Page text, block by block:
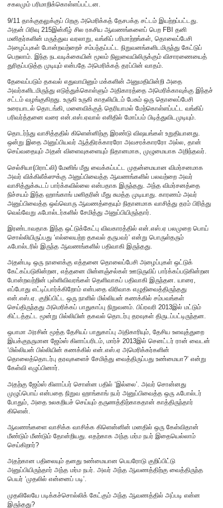
சகலமும் பரிமாறிக்கொள்ளப்பட்டன.
9/11 தாக்குதலுக்குப் பிறகு அமெரிக்கத் தேசபக்த சட்டம் இயற்றப்பட்டது.
அதன் பிரிவு 215இன்கீழ் சில ரகசிய ஆவணங்களைப் பெற FBI தனி
மனிதர்களின் மருத்துவ வரலாறு, வங்கிப் பரிமாற்றங்கள், தொலைப்பேசி
அழைப்புகள் போன்றவற்றைச் சம்பந்தப்பட்ட நிறுவனங்களிடமிருந்து கேட்டுப்
பெறலாம். இந்த நடவடிக்கையின் மூலம் நிலுவையிலிருக்கும் விசாரணையைத்
துரிதப்படுத்த முடியும் என்பதே அமெரிக்கத் தரப்பின் வாதம்.
தேவைப்படும் தகவல் எதுவாயினும் மக்களின் அனுமதியின்றி அதை
அவர்களிடமிருந்து எடுத்துக்கொள்ளும் அதிகாரத்தை அமெரிக்காவுக்கு இந்தச்
சட்டம் வழங்குகிறது. உருகி உருகி காதலியிடம் பேசும் ஒரு தொலைப்பேசி
உரையாடல் தொடங்கி, மனைவிக்குத் தெரியாமல் மேற்கொள்ளப்பட்ட வங்கிப்
பரிவர்த்தனை வரை என்.எஸ்.ஏவால் எளிதில் மோப்பம் பிடித்துவிடமுடியும்.
தொடர்ந்து வாசித்ததில் கிளென்னிற்கு இரண்டு விஷயங்கள் உறுதியானது.
ஒன்று இதை அனுப்பியவர் ஆத்திரக்காரரோ அவசரக்காரரோ அல்ல, தான்
செய்வதையும் அதன் விளைவுகளையும் நிதானமாக, முழுமையாக அறிந்தவர்.
செல்சியா(பிராட்லி) மேனிங் மீது வைக்கப்பட்ட முதன்மையான விமர்சனமாக
அவர் விக்கிலீக்ஸுக்கு அனுப்பிவைத்த ஆவணங்களில் பலவற்றை அவர்
வாசித்துக்கூடப் பார்க்கவில்லை என்பதாக இருந்தது. அந்த விமர்சனத்தை
நிச்சயம் இந்த ஹாங்காங் மனிதரின் மீது சுமத்த முடியாது. காரணம் அவர்
அனுப்பிவைத்த ஒவ்வொரு ஆவணத்தையும் நிதானமாக வாசித்து தரம் பிரித்து
வெவ்வேறு ஃபோல்டர்களில் சேமித்து அனுப்பியிருந்தார்.
இரண்டாவதாக இந்த ஒட்டுக்கேட்பு விவகாரத்தில் என்.எஸ்.ஏ பலமுறை பொய்
சொல்லியிருப்பது ‘எல்லையற்ற தகவல் தருபவர்’ என்று பொருள்தரும்
ஃபோல்டரில் இருந்த ஆவணங்களில் பதிவாகி இருந்தது.
அதன்படி ஒரு நாளைக்கு எத்தனை தொலைப்பேசி அழைப்புகள் ஒட்டுக்
கேட்கப்படுகின்றன, எத்தனை மின்னஞ்சல்கள் ஊடுருவிப் பார்க்கப்படுகின்றன
போன்றவற்றின் புள்ளிவிவரங்கள் தெளிவாகப் பதிவாகி இருந்தன. யாரை,
எப்போது எட்டிப்பார்க்கிறோம் என்பதை விரிவாக எழுதிவைத்திருந்தது
என்.எஸ்.ஏ. குறிப்பிட்ட ஒரு நாளில் மில்லியன் கணக்கில் சம்பவங்கள்
செய்திருந்தது அமெரிக்கப் பாதுகாப்பு நிறுவனம். பிப்ரவரி 2013இல் மட்டும்
கிட்டத்தட்ட மூன்று பில்லியின் தகவல் தொடர்பு தரவுகள் திருடப்பட்டிருந்தன.
ஒபாமா அரசின் மூத்த தேசியப் பாதுகாப்பு அதிகாரியும், தேசிய உளவுத்துறை
இயக்குநருமான ஜேம்ஸ் கிளாப்பரிடம், மார்ச் 2013இல் செனட்டர் ரான் வைடன்
‘மில்லியன் பில்லியின் கணக்கில் என்.எஸ்.ஏ அமெரிக்கர்களின்
தொலைத்தொடர்பு தரவுகளைச் சேமித்து வைத்திருப்பது உண்மையா?’ என்று
கேள்வி எழுப்பினார்.
அதற்கு ஜேம்ஸ் கிளாப்பர் சொன்ன பதில் ‘இல்லை’. அவர் சொன்னது
முழுப்பொய் என்பதை நிறுவ ஹாங்காங் நபர் அனுப்பிவைத்த ஒரு ஃபோல்டர்
போதும், அதை உலகறியச் செய்யும் தருணத்திற்காகதான் காத்திருந்தார்
கிளென்.
ஆவணங்களை வாசிக்க வாசிக்க கிளென்னின் மனதில் ஒரு கேள்விதான்
மீண்டும் மீண்டும் தோன்றியது. எதற்காக அந்த மர்ம நபர் இதையெல்லாம்
செய்கிறார்?
அதற்கான பதிலையும் தனது உண்மையான பெயரோடு குறிப்பிட்டு
அனுப்பியிருந்தார் அந்த மர்ம நபர். அவர் அந்த ஆவணத்திற்கு வைத்திருந்த
பெயர் ‘முதலில் என்னைப் படி’.
முதலிலேயே படிக்கச்சொல்லிக் கேட்கும் அந்த ஆவணத்தில் அப்படி என்ன
இருந்தது?